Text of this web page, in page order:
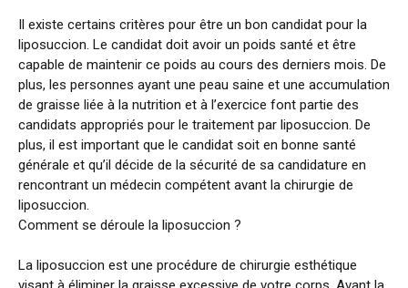
Il existe certains critères pour être un bon candidat pour la
liposuccion. Le candidat doit avoir un poids santé et être
capable de maintenir ce poids au cours des derniers mois. De
plus, les personnes ayant une peau saine et une accumulation
de graisse liée à la nutrition et à l’exercice font partie des
candidats appropriés pour le traitement par liposuccion. De
plus, il est important que le candidat soit en bonne santé
générale et qu’il décide de la sécurité de sa candidature en
rencontrant un médecin compétent avant la chirurgie de
liposuccion.
Comment se déroule la liposuccion ?
La liposuccion est une procédure de chirurgie esthétique